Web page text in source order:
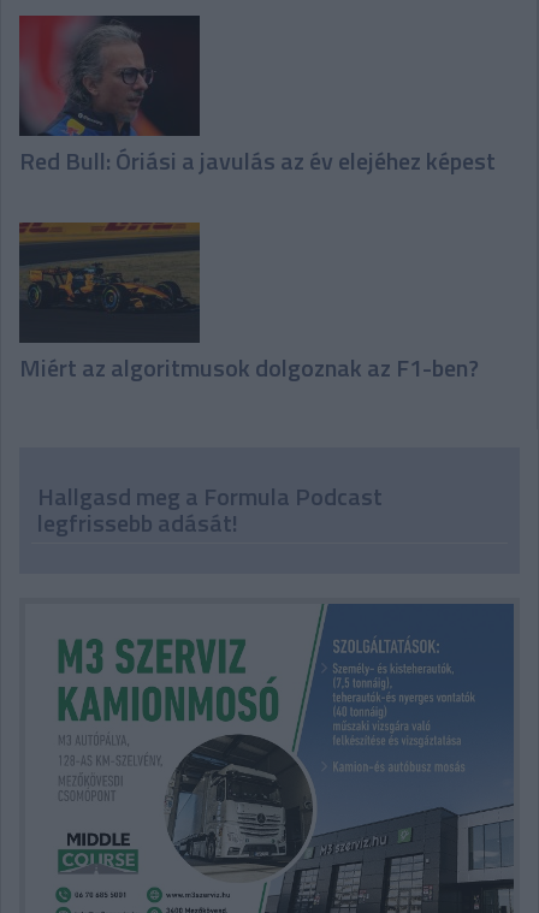
Red Bull: Óriási a javulás az év elejéhez képest
Miért az algoritmusok dolgoznak az F1-ben?
Hallgasd meg a Formula Podcast
legfrissebb adását!